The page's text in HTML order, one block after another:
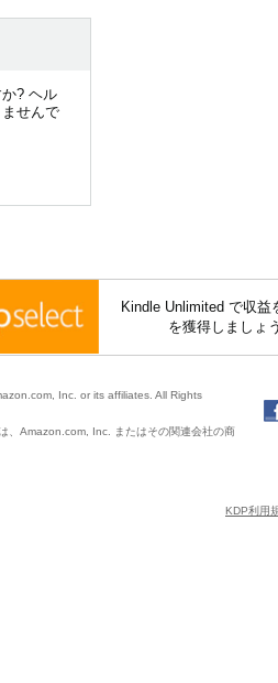
? ヘル
せんで
Kindle Unlimited で収
を獲得しましょ
Inc. or its affiliates. All Rights
、Amazon.com, Inc. またはその関連会社の商
KDP利用